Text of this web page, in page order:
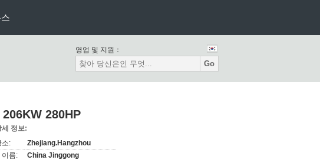
영업 및 지원：
Go
280HP
세 정보:
소:
Zhejiang.Hangzhou
이름:
China Jinggong